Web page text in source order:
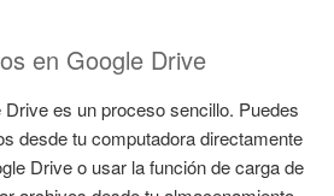
en Google Drive
es un proceso sencillo. Puedes
desde tu computadora directamente
Drive o usar la función de carga de